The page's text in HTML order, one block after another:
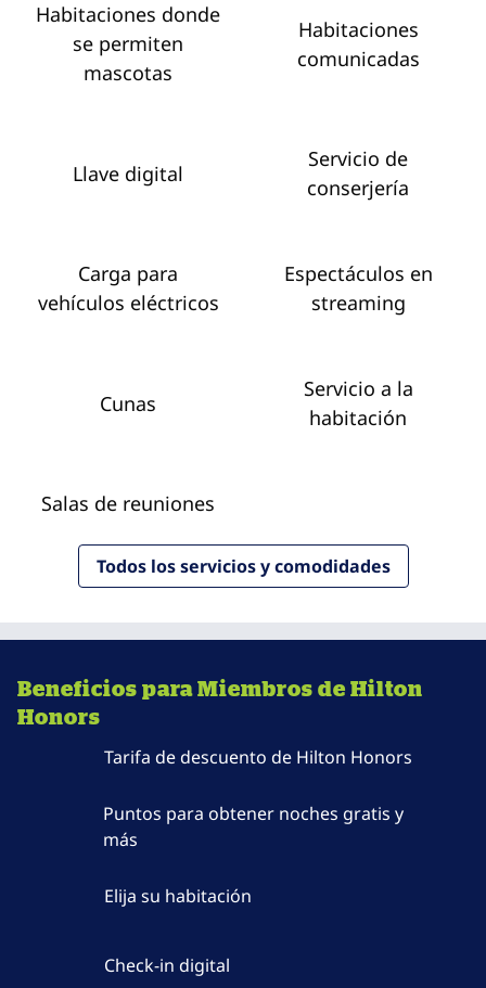
Habitaciones donde
se permiten
mascotas
Habitaciones
comunicadas
Llave digital
Servicio de
conserjería
Carga para
vehículos eléctricos
Espectáculos en
streaming
Cunas
Servicio a la
habitación
Salas de reuniones
Todos los servicios y comodidades
Beneficios para Miembros de Hilton
Honors
Tarifa de descuento de Hilton Honors
Puntos para obtener noches gratis y
más
Elija su habitación
Check-in digital